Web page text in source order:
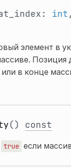
int
элемент в
Позиция
в конце
() const
true если